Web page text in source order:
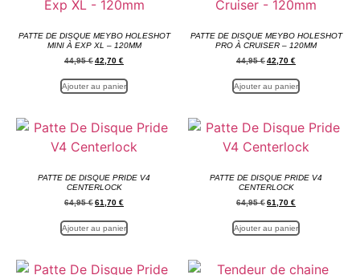
PATTE DE DISQUE MEYBO HOLESHOT
MINI À EXP XL – 120MM
44,95€42,70 €
Ajouter au panier
PATTE DE DISQUE MEYBO HOLESHOT
PRO À CRUISER – 120MM
44,95€42,70 €
Ajouter au panier
PATTE DE DISQUE PRIDE V4
CENTERLOCK
64,95€61,70 €
Ajouter au panier
PATTE DE DISQUE PRIDE V4
CENTERLOCK
64,95€61,70 €
Ajouter au panier